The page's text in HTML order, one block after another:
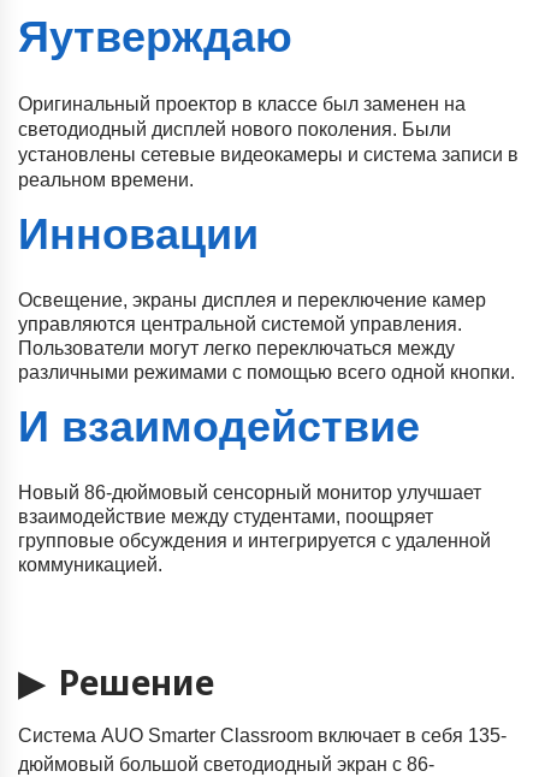
Яутверждаю
Оригинальный проектор в классе был заменен на
светодиодный дисплей нового поколения. Были
установлены сетевые видеокамеры и система записи в
реальном времени.
Инновации
Освещение, экраны дисплея и переключение камер
управляются центральной системой управления.
Пользователи могут легко переключаться между
различными режимами с помощью всего одной кнопки.
И взаимодействие
Новый 86-дюймовый сенсорный монитор улучшает
взаимодействие между студентами, поощряет
групповые обсуждения и интегрируется с удаленной
коммуникацией.
▶ Решение
Система AUO Smarter Classroom включает в себя 135-
дюймовый большой светодиодный экран с 86-